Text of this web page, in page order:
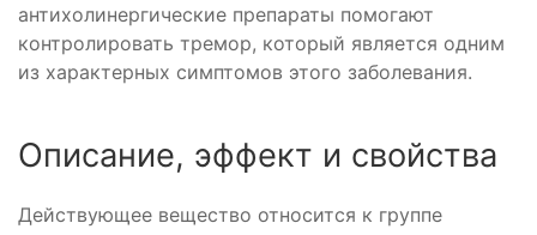
антихолинергические препараты помогают
контролировать тремор, который является одним
из характерных симптомов этого заболевания.
Описание, эффект и свойства
Действующее вещество относится к группе